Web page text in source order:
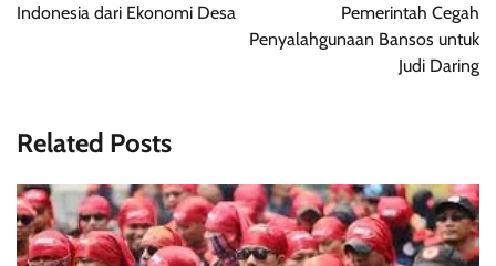
Indonesia dari Ekonomi Desa
Pemerintah Cegah
Penyalahgunaan Bansos untuk
Judi Daring
Related Posts